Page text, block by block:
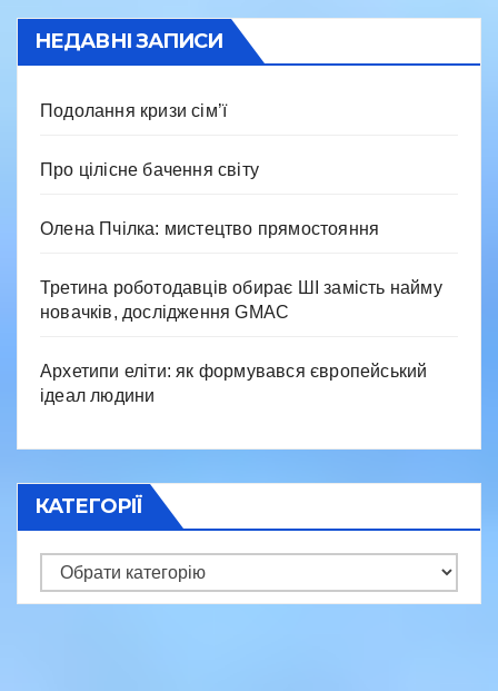
НЕДАВНІ ЗАПИСИ
Подолання кризи сім’ї
Про цілісне бачення світу
Олена Пчілка: мистецтво прямостояння
Третина роботодавців обирає ШІ замість найму
новачків, дослідження GMAC
Архетипи еліти: як формувався європейський
ідеал людини
КАТЕГОРІЇ
Категорії